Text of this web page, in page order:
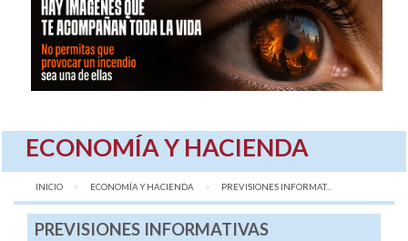
ECONOMÍA Y HACIENDA
INICIO ECONOMÍA Y HACIENDA AQUÍ:
PREVISIONES INFORMAT...
PREVISIONES INFORMATIVAS